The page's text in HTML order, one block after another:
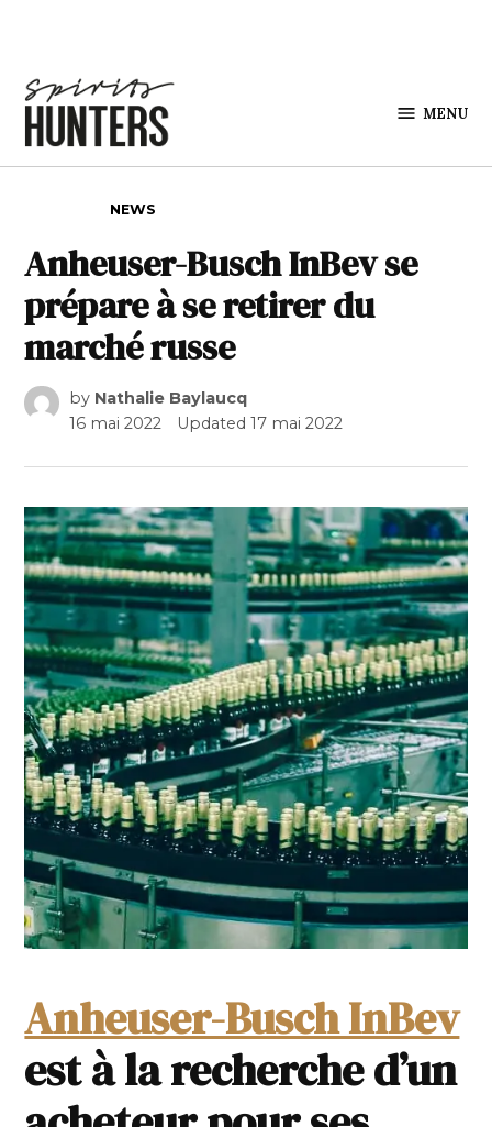
MENU
NEWS
Anheuser-Busch InBev se
prépare à se retirer du
marché russe
by Nathalie Baylaucq
16 mai 2022
Updated17 mai 2022
Anheuser-Busch InBev
est à la recherche d’un